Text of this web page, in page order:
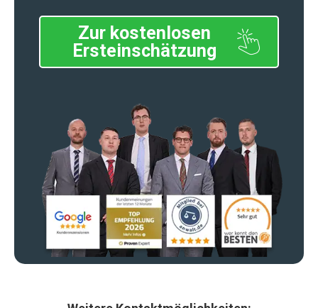
Zur kostenlosen
Ersteinschätzung